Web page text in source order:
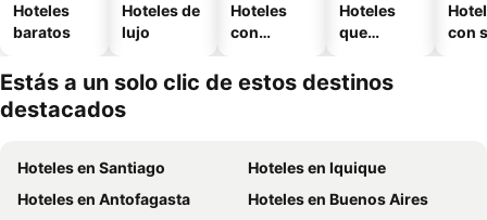
Hoteles
baratos
Hoteles de
lujo
Hoteles
con
Hoteles
que
mascotas
con
Estás a un solo clic de estos destinos
destacados
Hoteles en Santiago
Hoteles en Iquique
Hoteles en Antofagasta
Hoteles en Buenos Aires